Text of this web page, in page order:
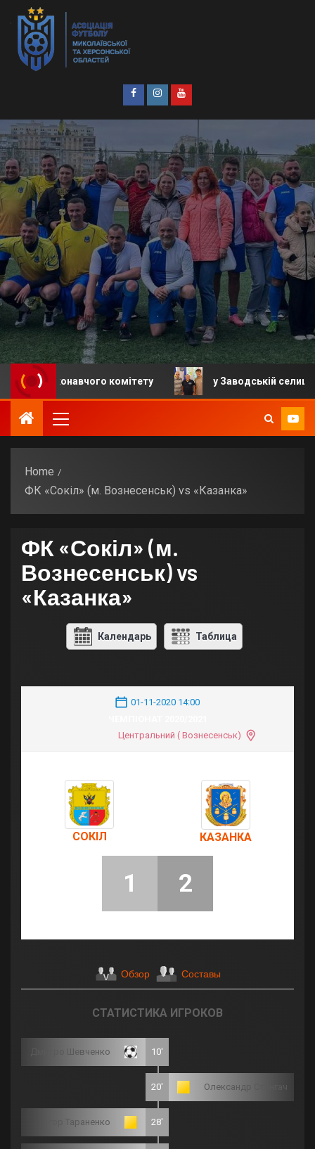
виконавчого комітету у Заводській селищній
Home
ФК «Сокіл» (м. Вознесенськ) vs «Казанка»
ФК «Сокіл» (м.
Вознесенськ) vs
«Казанка»
Календарь Таблица
01-11-2020 14:00
Центральний ( Вознесенськ)
СОКІЛ КАЗАНКА
1 2
Обзор Составы
СТАТИСТИКА ИГРОКОВ
Дмитро Шевченко 10'
20' Олександр Стингач
Ігор Тараненко 28'